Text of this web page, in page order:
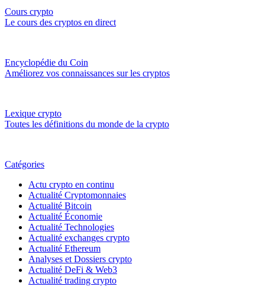
Cours crypto
Le cours des cryptos en direct
Encyclopédie du Coin
Améliorez vos connaissances sur les cryptos
Lexique crypto
Toutes les définitions du monde de la crypto
Catégories
Actu crypto en continu
Actualité Cryptomonnaies
Actualité Bitcoin
Actualité Économie
Actualité Technologies
Actualité exchanges crypto
Actualité Ethereum
Analyses et Dossiers crypto
Actualité DeFi & Web3
Actualité trading crypto